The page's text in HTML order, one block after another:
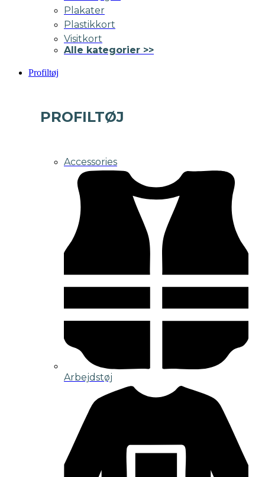
Plakater
Plastikkort
Visitkort
Alle kategorier >>
Profiltøj
PROFILTØJ
Accessories
Arbejdstøj